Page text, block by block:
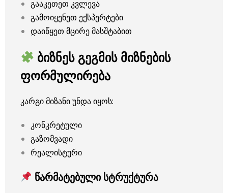
გააკეთეთ კვლევა
გამოიყენეთ ექსპერტები
დაიწყეთ მცირე მასშტაბით
ბიზნეს გეგმის მიზნების
ფორმულირება
კარგი მიზანი უნდა იყოს:
კონკრეტული
გაზომვადი
რეალისტური
წარმატებული სტრუქტურა